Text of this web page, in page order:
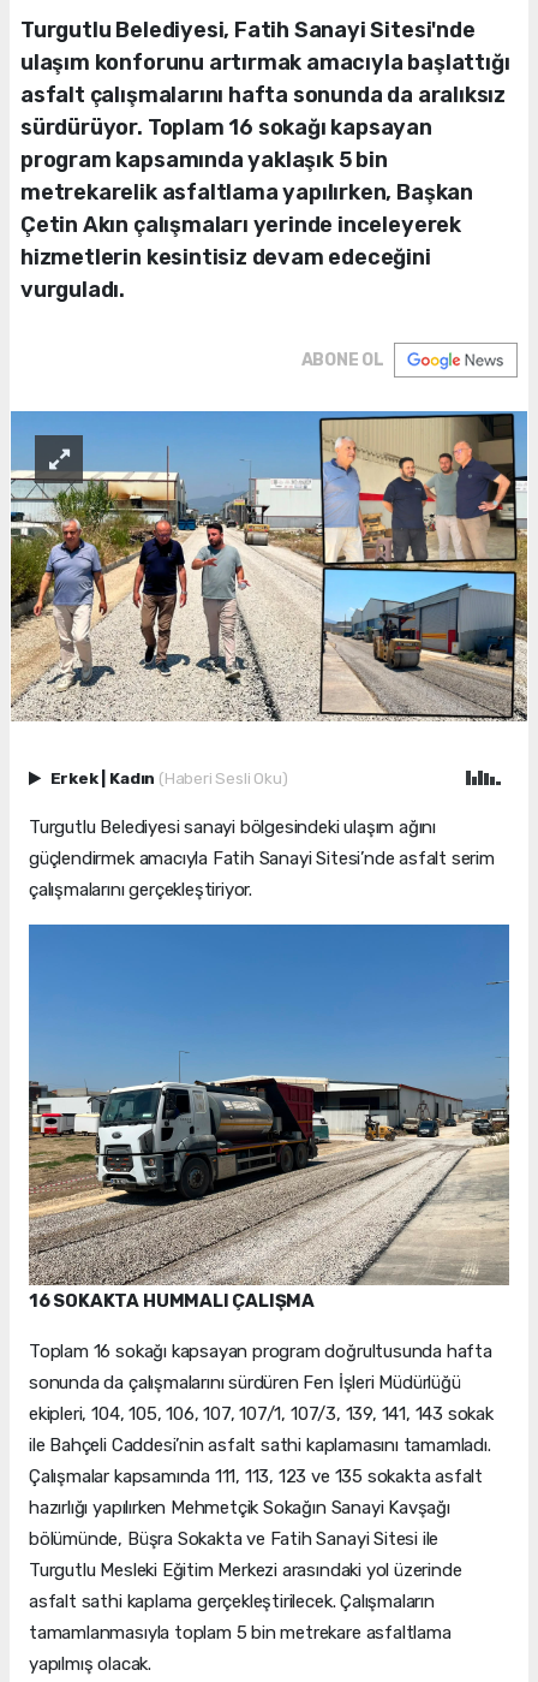
Turgutlu Belediyesi, Fatih Sanayi Sitesi'nde
ulaşım konforunu artırmak amacıyla başlattığı
asfalt çalışmalarını hafta sonunda da aralıksız
sürdürüyor. Toplam 16 sokağı kapsayan
program kapsamında yaklaşık 5 bin
metrekarelik asfaltlama yapılırken, Başkan
Çetin Akın çalışmaları yerinde inceleyerek
hizmetlerin kesintisiz devam edeceğini
vurguladı.
ABONE OL
Erkek Kadın (Haberi Sesli Oku)
Turgutlu Belediyesi sanayi bölgesindeki ulaşım ağını
güçlendirmek amacıyla Fatih Sanayi Sitesi’nde asfalt serim
çalışmalarını gerçekleştiriyor.
16 SOKAKTA HUMMALI ÇALIŞMA
Toplam 16 sokağı kapsayan program doğrultusunda hafta
sonunda da çalışmalarını sürdüren Fen İşleri Müdürlüğü
ekipleri, 104, 105, 106, 107, 107/1, 107/3, 139, 141, 143 sokak
ile Bahçeli Caddesi’nin asfalt sathi kaplamasını tamamladı.
Çalışmalar kapsamında 111, 113, 123 ve 135 sokakta asfalt
hazırlığı yapılırken Mehmetçik Sokağın Sanayi Kavşağı
bölümünde, Büşra Sokakta ve Fatih Sanayi Sitesi ile
Turgutlu Mesleki Eğitim Merkezi arasındaki yol üzerinde
asfalt sathi kaplama gerçekleştirilecek. Çalışmaların
tamamlanmasıyla toplam 5 bin metrekare asfaltlama
yapılmış olacak.